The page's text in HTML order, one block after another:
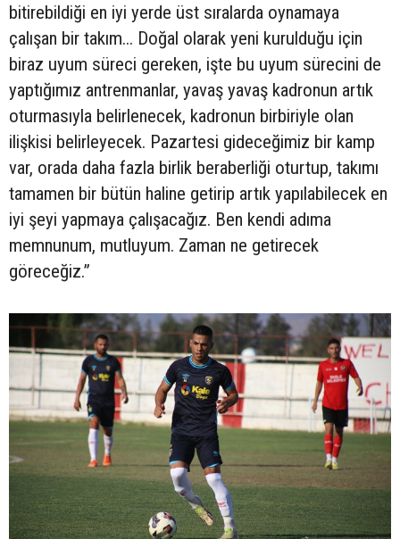
bitirebildiği en iyi yerde üst sıralarda oynamaya
çalışan bir takım... Doğal olarak yeni kurulduğu için
biraz uyum süreci gereken, işte bu uyum sürecini de
yaptığımız antrenmanlar, yavaş yavaş kadronun artık
oturmasıyla belirlenecek, kadronun birbiriyle olan
ilişkisi belirleyecek. Pazartesi gideceğimiz bir kamp
var, orada daha fazla birlik beraberliği oturtup, takımı
tamamen bir bütün haline getirip artık yapılabilecek en
iyi şeyi yapmaya çalışacağız. Ben kendi adıma
memnunum, mutluyum. Zaman ne getirecek
göreceğiz.”